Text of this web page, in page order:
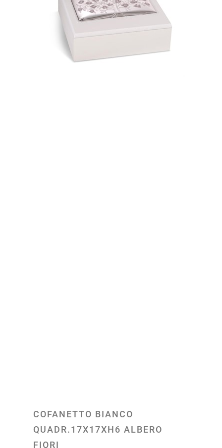
COFANETTO BIANCO
QUADR.17X17XH6 ALBERO
FIORI